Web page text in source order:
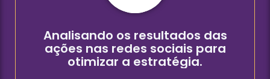
Analisando os resultados das
ações nas redes sociais para
otimizar a estratégia.